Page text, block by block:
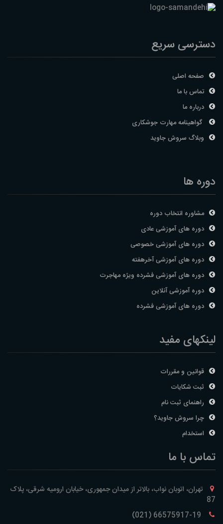
دسترسی سریع
صفحه اصلی
تماس با ما
درباره ما
گواهینامه مهارت جوشکاری
وبلاگ سروش جاوید
دوره ها
مشاوره انتخاب دوره
دوره های آموزشی عادی
دوره های آموزشی خصوصی
دوره های آموزشی آخرهفته
دوره های آموزشی فشرده ویژه مهاجرت
دوره آموزشی آنلاین
دوره های آموزشی فشرده
لینکهای مفید
قوانین و مقررات
ثبت شکایات
راهنمای ثبت نام
چرا سروش جاوید؟
استخدام
تماس با ما
تهران، اتوبان نواب، بالاتر از میدان جمهوری، خیابان ارومیه شرقی، پلاک
87